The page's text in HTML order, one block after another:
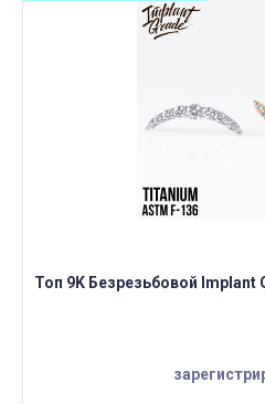
Топ 9K Безрезьбовой Implant